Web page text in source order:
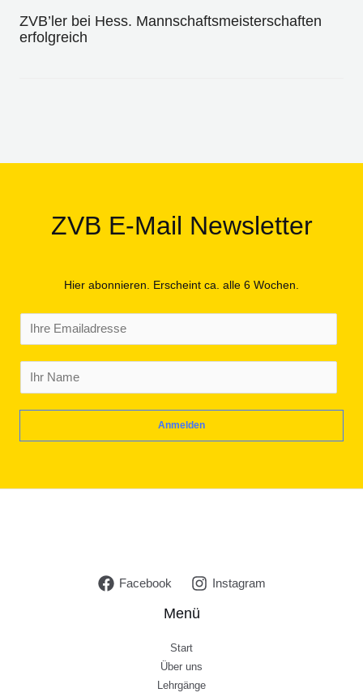
ZVB’ler bei Hess. Mannschaftsmeisterschaften
erfolgreich
ZVB E-Mail Newsletter
Hier abonnieren. Erscheint ca. alle 6 Wochen.
m
a
l
a
m
Anmelden
Facebook Instagram
Menü
Start
Über uns
Lehrgänge